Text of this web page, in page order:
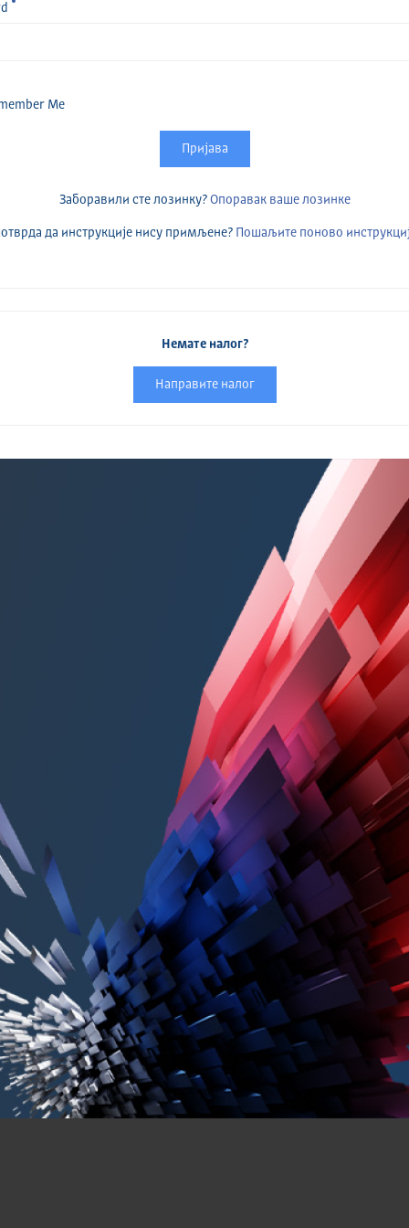
Me
Пријава
Заборавили сте лозинку? Опоравак ваше лозинке
да инструкције нису примљене? Пошаљите поново
Немате налог?
Направите налог